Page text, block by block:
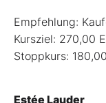
Empfehlung:
Kursziel: 270,00
Stoppkurs:
Estée Lauder